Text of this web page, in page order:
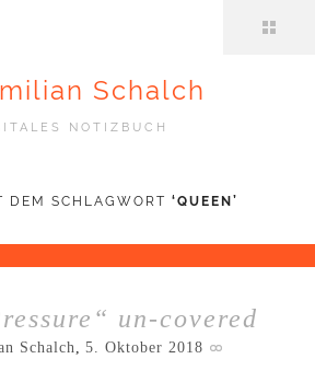
Schalch
NOTIZBUCH
DEM SCHLAGWORT ‘QUEEN ’
un-covered
Schalch, 5. Oktober 2018